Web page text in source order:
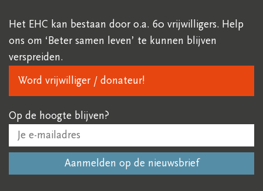
Het EHC kan bestaan door o.a. 60 vrijwilligers. Help
ons om ‘Beter samen leven’ te kunnen blijven
verspreiden.
Word vrijwilliger / donateur!
Op de hoogte blijven?